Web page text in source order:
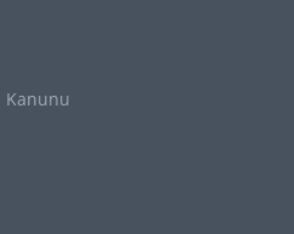
Kanunu